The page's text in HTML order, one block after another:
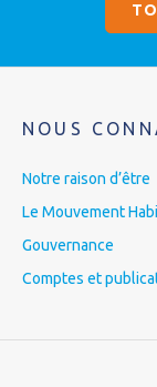
NOUS
Notre raison d’être
Le Mouvement
Gouvernance
Comptes et